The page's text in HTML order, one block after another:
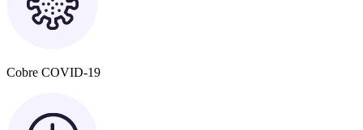
Cobre COVID-19